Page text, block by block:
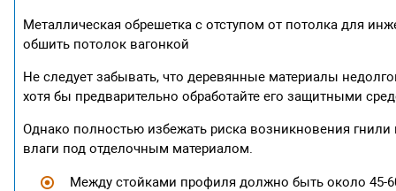
Металлическая обрешетка с отступом от потолка для
обшить потолок вагонкой
Не следует забывать, что деревянные материалы
хотя бы предварительно обработайте его защитными
Однако полностью избежать риска возникновения
влаги под отделочным материалом.
Между стойками профиля должно быть около 45-